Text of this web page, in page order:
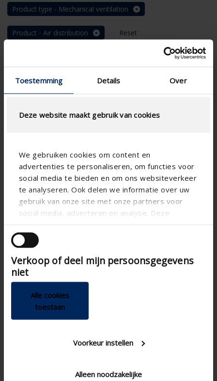
Toestemming Details Over
Deze website maakt gebruik van cookies
We gebruiken cookies om content en
advertenties te personaliseren, om functies voor
social media te bieden en om ons websiteverkeer
te analyseren. Ook delen we informatie over uw
gebruik van onze site met onze partners voor
social media, adverteren en analyse. Deze
andere informatie die u aan ze heeft verstrekt of
die ze hebben verzameld op basis van uw gebruik
van hun services.
Verkoop of deel mijn persoonsgegevens
niet
Alle cookies
toestaan
Voorkeur instellen
Alleen noodzakelijke
Product type - Mechanical ventilation
Product - Air distribution Reset
Aeroo
The quietest valve on the market
Quick and simple installation